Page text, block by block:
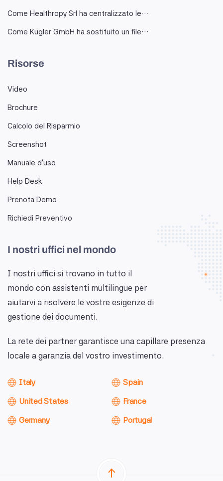
Come Healthropy Srl ha centralizzato le…
Come Kugler GmbH ha sostituito un file…
Risorse
Video
Brochure
Calcolo del Risparmio
Screenshot
Manuale d'uso
Help Desk
Prenota Demo
Richiedi Preventivo
I nostri uffici nel mondo
I nostri uffici si trovano in tutto il
mondo con assistenti multilingue per
aiutarvi a risolvere le vostre esigenze di
gestione dei documenti.
La rete dei partner garantisce una capillare presenza
locale a garanzia del vostro investimento.
Italy
United States
Germany
Spain
France
Portugal